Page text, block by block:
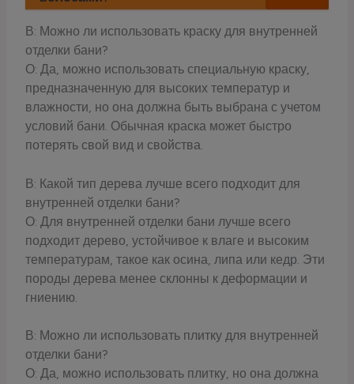
В: Можно ли использовать краску для внутренней
отделки бани?
О: Да, можно использовать специальную краску,
предназначенную для высоких температур и
влажности, но она должна быть выбрана с учетом
условий бани. Обычная краска может быстро
потерять свой вид и свойства.
В: Какой тип дерева лучше всего подходит для
внутренней отделки бани?
О: Для внутренней отделки бани лучше всего
подходит дерево, устойчивое к влаге и высоким
температурам, такое как осина, липа или кедр. Эти
породы дерева менее склонны к деформации и
гниению.
В: Можно ли использовать плитку для внутренней
отделки бани?
О: Да, можно использовать плитку, но она должна